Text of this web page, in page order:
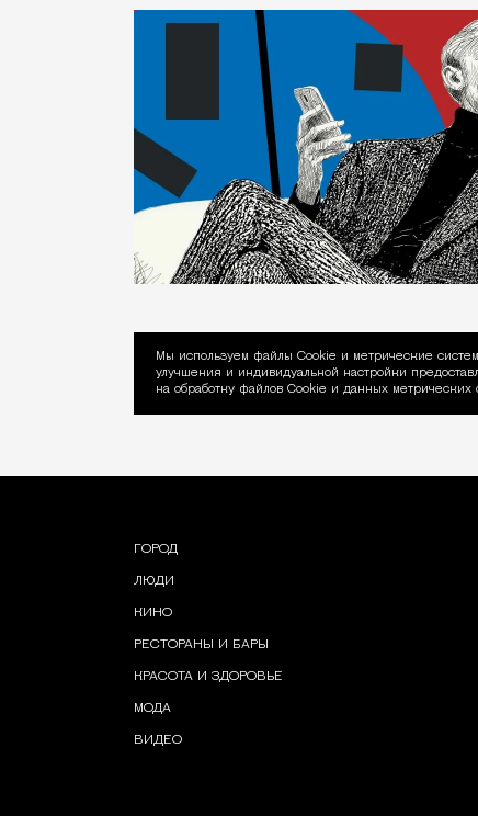
Уведомление об
Мы используем файлы Сookie и метрические
улучшения и индивидуальной настройки
на обработку файлов Cookie и данных метрических
ГОРОД
ЛЮДИ
КИНО
РЕСТОРАНЫ И БАРЫ
КРАСОТА И ЗДОРОВЬЕ
МОДА
ВИДЕО